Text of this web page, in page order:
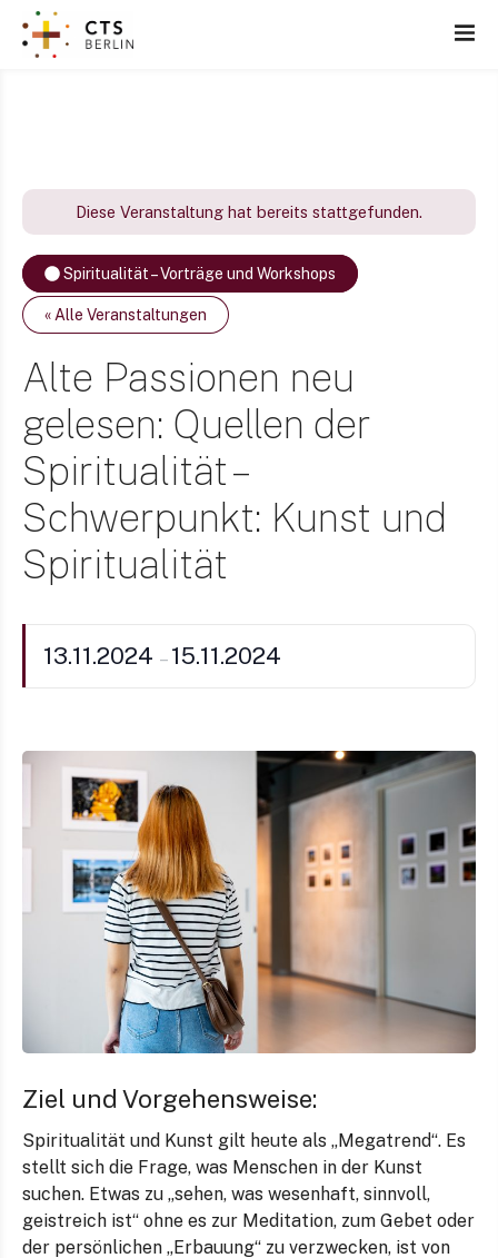
Diese Veranstaltung hat bereits stattgefunden.
Spiritualität – Vorträge und Workshops
« Alle Veranstaltungen
Alte Passionen neu
gelesen: Quellen der
Spiritualität –
Schwerpunkt: Kunst und
Spiritualität
13.11.2024 – 15.11.2024
Ziel und Vorgehensweise:
Spiritualität und Kunst gilt heute als „Megatrend“. Es
stellt sich die Frage, was Menschen in der Kunst
suchen. Etwas zu „sehen, was wesenhaft, sinnvoll,
geistreich ist“ ohne es zur Meditation, zum Gebet oder
der persönlichen „Erbauung“ zu verzwecken, ist von